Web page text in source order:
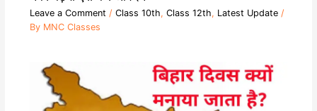
Leave a Comment / Class 10th, Class 12th, Latest Update/
By MNC Classes